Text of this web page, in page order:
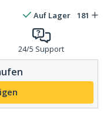
Auf Lager 181
24/5 Support